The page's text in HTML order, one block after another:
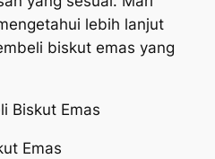
lebih lanjut
biskut emas yang
Biskut Emas
Emas